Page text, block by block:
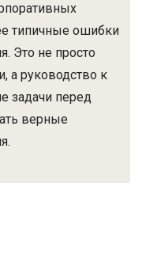
типичные ошибки
Это не просто
а руководство к
задачи перед
верные